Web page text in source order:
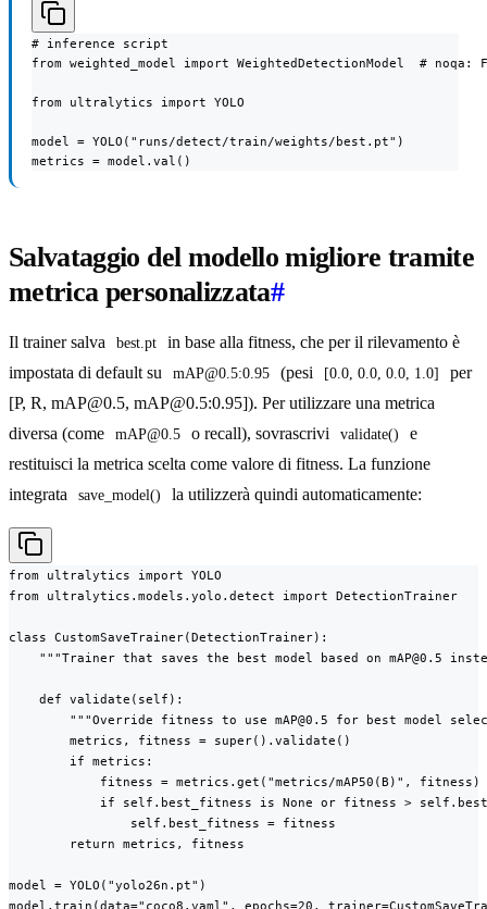
# inference script
from weighted_model import WeightedDetectionModel  #
from ultralytics import YOLO
model = YOLO("runs/detect/train/weights/best.pt")
metrics = model.val()
Salvataggio del modello migliore tramite
metrica personalizzata#
Il trainer salva best.pt
in base alla fitness, che per il rilevamento è
impostata di default su
mAP@0.5:0.95 (pesi [0.0, 0.0, 0.0, 1.0]
per
[P, R, mAP@0.5, mAP@0.5:0.95]). Per utilizzare una metrica
diversa (come
mAP@0.5 o recall), sovrascrivi validate()
e
restituisci la metrica scelta come valore di fitness. La funzione
integrata
save_model() la utilizzerà quindi automaticamente:
from ultralytics import YOLO
from ultralytics.models.yolo.detect import DetectionTrainer
class CustomSaveTrainer(DetectionTrainer):
"""Trainer that saves the best model based on mAP@0.5
    def validate(self):
"""Override fitness to use mAP@0.5 for best model
        metrics, fitness = super().validate()
        if metrics:
            fitness = metrics.get("metrics/mAP50(B)", fitness)
if self.best_fitness is None or fitness >
                self.best_fitness = fitness
        return metrics, fitness
model = YOLO("yolo26n.pt")
model.train(data="coco8.yaml", epochs=20,